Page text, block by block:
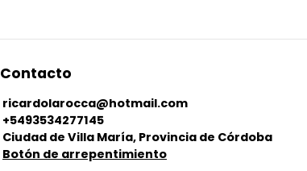
Contacto
ricardolarocca@hotmail.com
+5493534277145
Ciudad de Villa María, Provincia de Córdoba
Botón de arrepentimiento